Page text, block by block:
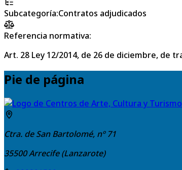
Subcategoría:Contratos adjudicados
Referencia normativa:
Art. 28 Ley 12/2014, de 26 de diciembre, de
Pie de página
Ctra. de San Bartolomé, nº 71
35500Arrecife (Lanzarote)